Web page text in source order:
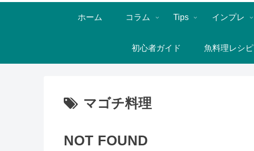
ホーム コラム Tips インプレ
初心者ガイド 魚料理レシピ
マゴチ料理
NOT FOUND